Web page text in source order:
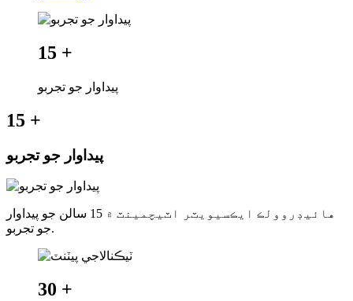
15 +
پيداوار جو تجربو
15 +
پيداوار جو تجربو
هائيڊروولڪ ايڪسيويٽر اٽيچمينٽ ۾ 15 سالن جو پيداوار
جو تجربو.
30 +